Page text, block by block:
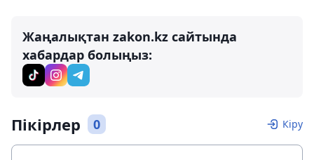
Жаңалықтан zakon.kz сайтында
хабардар болыңыз:
Пікірлер 0 Кіру